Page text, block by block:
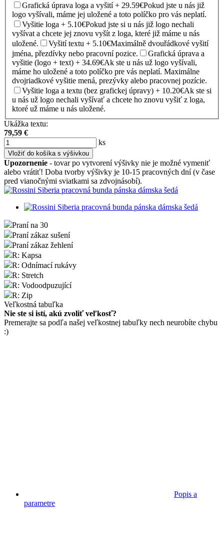
Grafická úprava loga a vyšití + 29.59€Pokud jste u nás již
logo vyšívali, máme jej uložené a toto políčko pro vás neplatí.
Vyšitie loga + 5.10€Pokud jste si u nás již logo nechali
vyšívat a chcete jej znovu vyšít z loga, které již máme u nás
uložené.
Vyšití textu + 5.10€Maximálně dvouřádkové vyšití
jména, přezdívky nebo pracovní pozice.
Grafická úprava a
vyšitie (logo + text) + 34.69€Ak ste u nás už logo vyšívali,
máme ho uložené a toto políčko pre vás neplatí. Maximálne
dvojriadkové vyšitie mená, prezývky alebo pracovnej pozície.
Vyšitie loga a textu (bez grafickej úpravy) + 10.20€Ak ste si
u nás už logo nechali vyšívať a chcete ho znovu vyšiť z loga,
ktoré už máme u nás uložené.
Ukážka textu:
79,59 €
ks
Vložiť do košíka s výšivkou
Upozornenie - tovar po vytvorení výšivky nie je možné vymeniť
alebo vrátiť! Doba tvorby výšivky je 10-15 pracovných dní (v čase
pred vianočnými sviatkami sa zdvojnásobí).
Praní na 30
Praní zákaz sušení
Praní zákaz žehlení
R: Kapsa
R: Odnímací rukávy
R: Stretch
R: Vodoodpuzující
R: Zip
Veľkostná tabuľka
Nie ste si istí, akú zvoliť veľkosť?
Premerajte sa podľa našej veľkostnej tabuľky nech neurobíte chybu
:)
Popis a
parametre